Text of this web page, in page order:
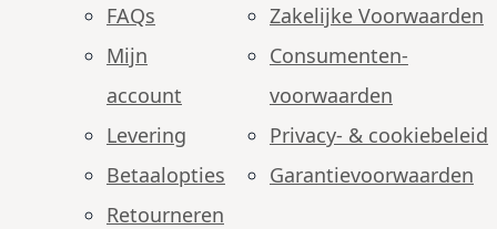
FAQs
Mijn
account
Levering
Betaalopties
Retourneren
Zakelijke Voorwaarden
Consumenten­
voorwaarden
Privacy- & cookiebeleid
Garantie­voorwaarden